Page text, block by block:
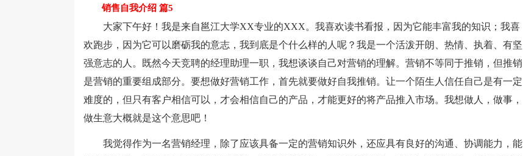
销售自我介绍 篇5
大家下午好！我是来自邕江大学XX专业的XXX。我喜欢读书看报，因为它能丰富我的知识；我喜
欢跑步，因为它可以磨砺我的意志，我到底是个什么样的人呢？我是一个活泼开朗、热情、执着、有坚
强意志的人。既然今天竞聘的经理助理一职，我想谈谈自己对营销的理解。营销不等同于推销，但推销
是营销的重要组成部分。要想做好营销工作，首先就要做好自我推销。让一个陌生人信任自己是有一定
难度的，但只有客户相信可以，才会相信自己的产品，才能更好的将产品推入市场。我想做人，做事，
做生意大概就是这个意思吧！
我觉得作为一名营销经理，除了应该具备一定的营销知识外，还应具有良好的沟通、协调能力，能